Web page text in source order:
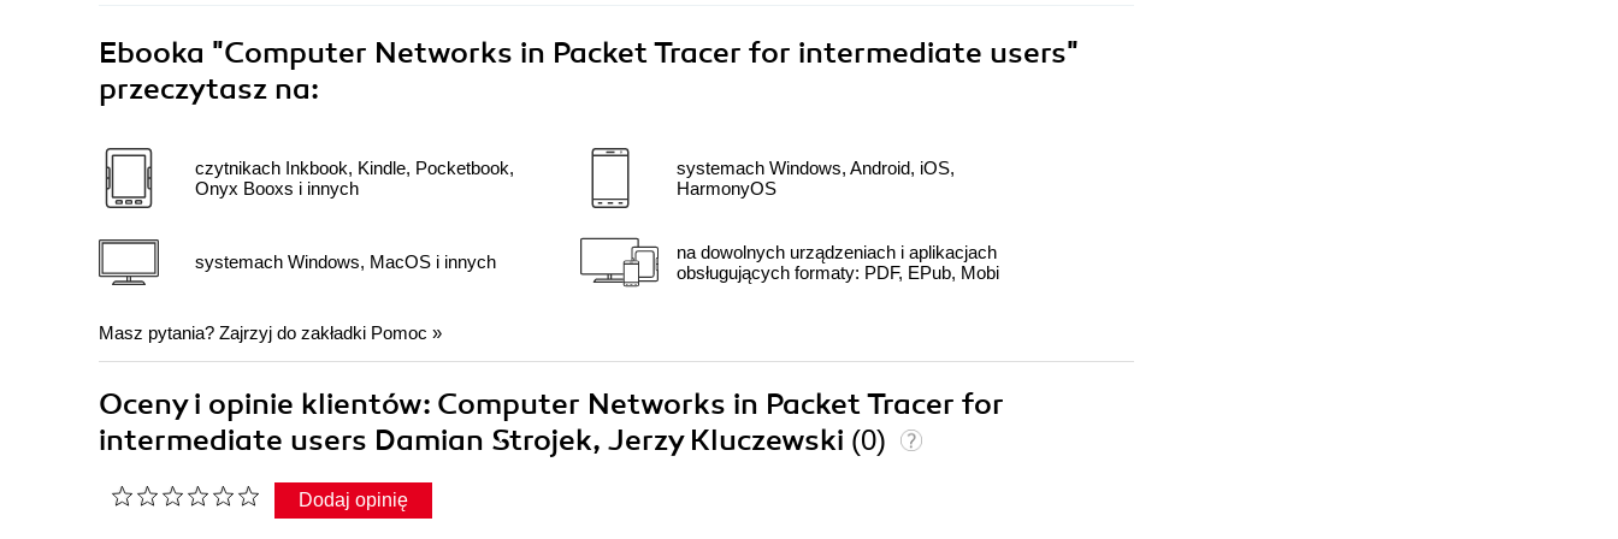
Ebooka "Computer Networks in Packet Tracer for intermediate users"
przeczytasz na:
czytnikach Inkbook, Kindle, Pocketbook,
Onyx Booxs i innych
systemach Windows, MacOS i innych
systemach Windows, Android, iOS,
HarmonyOS
na dowolnych urządzeniach i aplikacjach
obsługujących formaty: PDF, EPub, Mobi
Masz pytania? Zajrzyj do zakładki Pomoc »
Oceny i opinie klientów: Computer Networks in Packet Tracer for
intermediate users Damian Strojek, Jerzy Kluczewski (0)
Dodaj opinię